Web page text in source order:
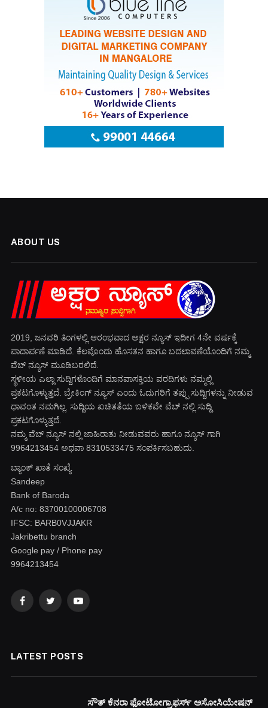
ABOUT US
2019, ಜನವರಿ‌ ತಿಂಗಳಲ್ಲಿ ಆರಂಭವಾದ ಅಕ್ಷರ ನ್ಯೂಸ್ ಇದೀಗ 4ನೇ ವರ್ಷಕ್ಕೆ
ಪಾದಾರ್ಪಣೆ ಮಾಡಿದೆ. ಕೆಲವೊಂದು ಹೊಸತನ ಹಾಗೂ ಬದಲಾವಣೆಯೊಂದಿಗೆ ನಮ್ಮ
ವೆಬ್ ನ್ಯೂಸ್ ಮೂಡಿಬರಲಿದೆ.
ಸ್ಥಳೀಯ ಎಲ್ಲಾ ಸುದ್ದಿಗಳೊಂದಿಗೆ ಮಾನವಾಸಕ್ತಿಯ ವರದಿಗಳು ನಮ್ಮಲ್ಲಿ
ಪ್ರಕಟಗೊಳ್ಳುತ್ತದೆ. ಬ್ರೇಕಿಂಗ್ ನ್ಯೂಸ್ ಎಂದು ಓದುಗರಿಗೆ ತಪ್ಪು ಸುದ್ದಿಗಳನ್ನು ನೀಡುವ
ಧಾವಂತ ನಮಗಿಲ್ಲ. ಸುದ್ದಿಯ ಖಚಿತತೆಯ ಬಳಿಕವೇ ವೆಬ್ ನಲ್ಲಿ ಸುದ್ದಿ
ಪ್ರಕಟಗೊಳ್ಳುತ್ತದೆ.
ನಮ್ಮ ವೆಬ್ ನ್ಯೂಸ್ ನಲ್ಲಿ ಜಾಹಿರಾತು ನೀಡುವವರು ಹಾಗೂ ನ್ಯೂಸ್ ಗಾಗಿ
9964213454 ಅಥವಾ 8310533475 ಸಂಪರ್ಕಿಸಬಹುದು.
ಬ್ಯಾಂಕ್ ಖಾತೆ ಸಂಖ್ಯೆ
Sandeep
Bank of Baroda
A/c no: 83700100006708
IFSC: BARB0VJJAKR
Jakribettu branch
Google pay / Phone pay
9964213454
FacebookTwitter YouTube
LATEST POSTS
ಸೌತ್ ಕೆನರಾ ಫೋಟೋಗ್ರಾಫರ್ಸ್ ಅಸೋಸಿಯೇಷನ್